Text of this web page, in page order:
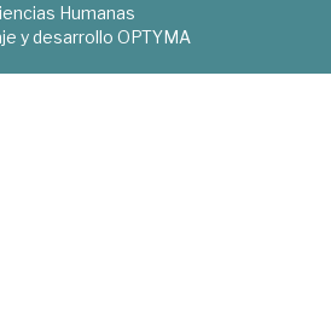
Humanas
y desarrollo OPTYMA